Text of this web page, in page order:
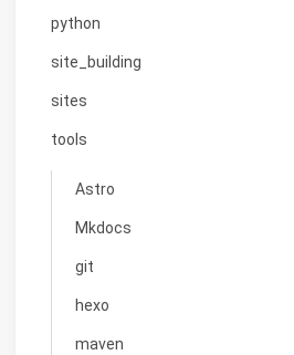
python
site_building
sites
tools
Astro
Mkdocs
git
hexo
maven